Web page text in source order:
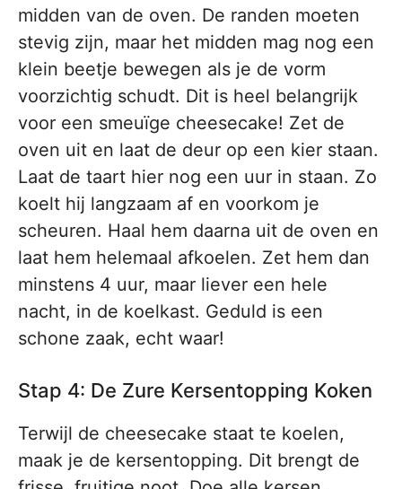
midden van de oven. De randen moeten
stevig zijn, maar het midden mag nog een
klein beetje bewegen als je de vorm
voorzichtig schudt. Dit is heel belangrijk
voor een smeuïge cheesecake! Zet de
oven uit en laat de deur op een kier staan.
Laat de taart hier nog een uur in staan. Zo
koelt hij langzaam af en voorkom je
scheuren. Haal hem daarna uit de oven en
laat hem helemaal afkoelen. Zet hem dan
minstens 4 uur, maar liever een hele
nacht, in de koelkast. Geduld is een
schone zaak, echt waar!
Stap 4: De Zure Kersentopping Koken
Terwijl de cheesecake staat te koelen,
maak je de kersentopping. Dit brengt de